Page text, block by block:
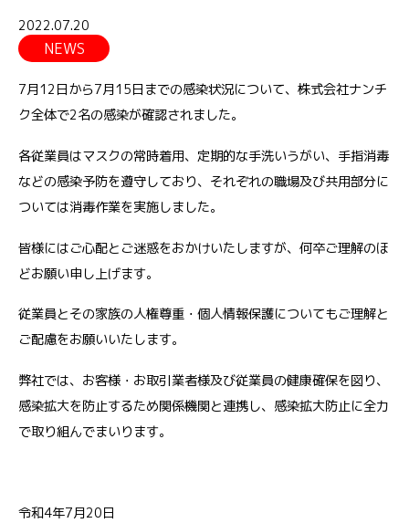
2022.07.20
NEWS
7月12日から7月15日までの感染状況について、株式会社ナンチ
ク全体で2名の感染が確認されました。
各従業員はマスクの常時着用、定期的な手洗いうがい、手指消毒
などの感染予防を遵守しており、それぞれの職場及び共用部分に
ついては消毒作業を実施しました。
皆様にはご心配とご迷惑をおかけいたしますが、何卒ご理解のほ
どお願い申し上げます。
従業員とその家族の人権尊重・個人情報保護についてもご理解と
ご配慮をお願いいたします。
弊社では、お客様・お取引業者様及び従業員の健康確保を図り、
感染拡大を防止するため関係機関と連携し、感染拡大防止に全力
で取り組んでまいります。
令和4年7月20日